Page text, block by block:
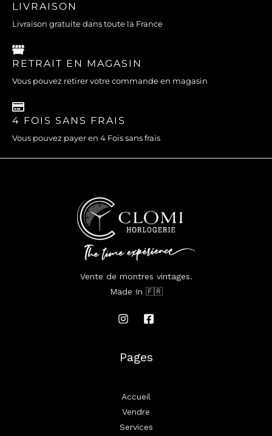
LIVRAISON
Livraison gratuite dans toute la France
RETRAIT EN MAGASIN
Vous pouvez retirer votre commande en magasin
4 FOIS SANS FRAIS
Vous pouvez payer en 4 Fois sans frais
Vente de montres vintages.
Made In 🇫🇷
Pages
Accueil
Vendre
Services